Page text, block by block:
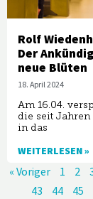
Rolf
Der
neue Blüten
18. April 2024
Am 16.04.
die seit
in das
WEITERLESEN »
« Voriger
1 2
43
44 45